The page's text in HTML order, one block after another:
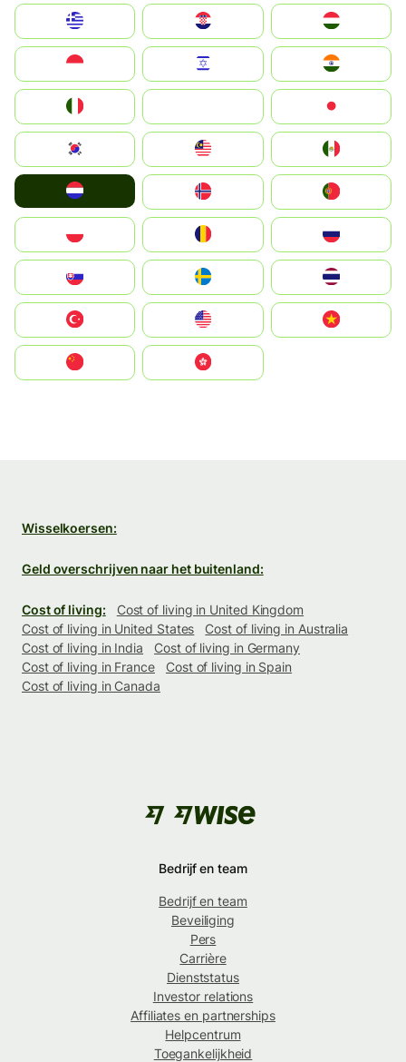
Magyarország
South Korea
United States
中國香港特別行政區
Wisselkoersen:
Geld overschrijven naar het buitenland:
Cost of living:
Cost of living in United Kingdom
Cost of living in United States
Cost of living in Australia
Cost of living in India
Cost of living in Germany
Cost of living in France
Cost of living in Spain
Cost of living in Canada
Bedrijf en team
Bedrijf en team
Beveiliging
Pers
Carrière
Dienststatus
Investor relations
Affiliates en partnerships
Helpcentrum
Toegankelijkheid